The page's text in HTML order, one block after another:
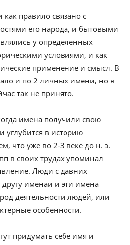
правило связано с
его народа, и бытовыми
у определенных
условиями, и как
применение и смысл. В
и по 2 личных имени, но в
так не принято.
имена получили свою
углубится в историю
что уже во 2-3 веке до н. э.
в своих трудах упоминал
Люди с давних
именаи и эти имена
деятельности людей, или
особенности.
придумать себе имя и